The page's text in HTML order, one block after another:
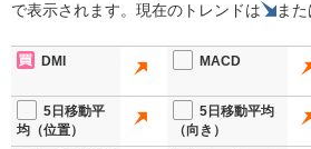
で表示されます。現在のトレンドは
また
DMI MACD
5日移動平
均（位置）
5日移動平均
（向き）